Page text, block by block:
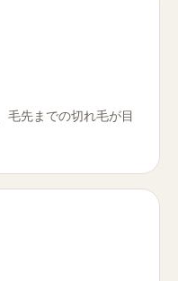
毛先までの切れ毛が目